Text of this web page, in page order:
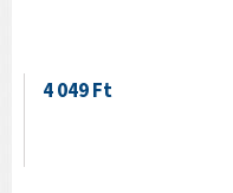
4 049 Ft